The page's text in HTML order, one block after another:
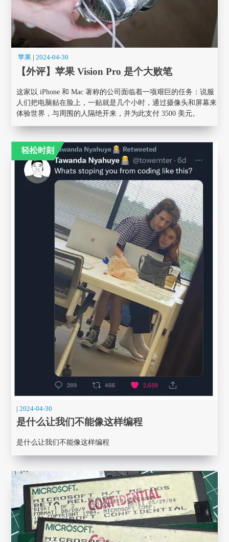
苹果 |2024-04-30
【外评】苹果 Vision Pro 是个大败笔
这家以 iPhone 和 Mac 著称的公司面临着一项艰巨的任务：说服
人们把电脑贴在脸上，一贴就是几个小时，通过摄像头和屏幕来
体验世界，与周围的人隔绝开来，并为此支付 3500 美元。
|2024-04-30
是什么让我们不能像这样编程
是什么让我们不能像这样编程